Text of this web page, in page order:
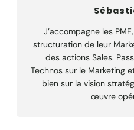
J’accompagne les
structuration de leur
des actions Sales.
Technos sur le Marketing
bien sur la vision
œuvre